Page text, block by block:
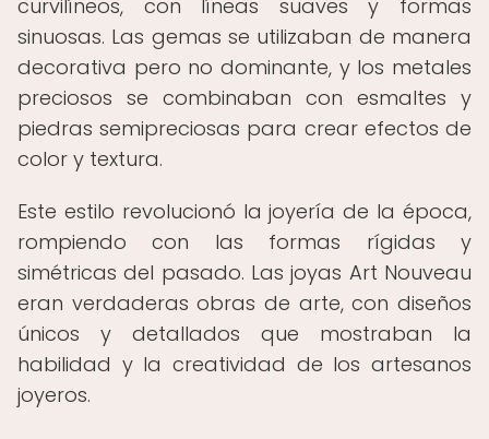
curvilíneos, con líneas suaves y formas
sinuosas. Las gemas se utilizaban de manera
decorativa pero no dominante, y los metales
preciosos se combinaban con esmaltes y
piedras semipreciosas para crear efectos de
color y textura.
Este estilo revolucionó la joyería de la época,
rompiendo con las formas rígidas y
simétricas del pasado. Las joyas Art Nouveau
eran verdaderas obras de arte, con diseños
únicos y detallados que mostraban la
habilidad y la creatividad de los artesanos
joyeros.